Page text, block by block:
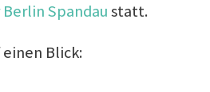
Spandaustatt.
Blick: